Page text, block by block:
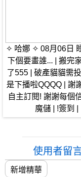
✧ 哈娜 ✧ 08月06日
下個要畫誰... | 搬完
了555 | 破產貓貓需
是下播啦QQQQ | 謝
自主訂閱! 謝謝每個
魔儲 | !簽到 |
使用者留
新增精華